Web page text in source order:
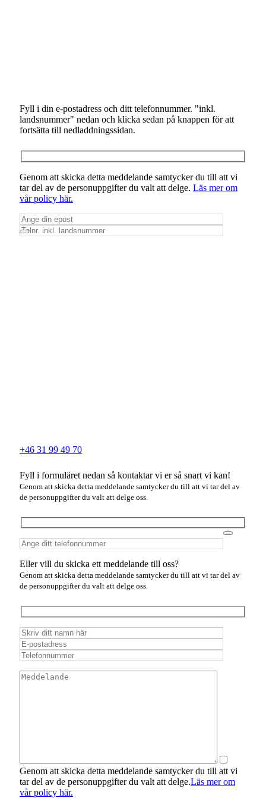
Fyll i din e-postadress och ditt telefonnummer. "inkl.
landsnummer" nedan och klicka sedan på knappen för att
fortsätta till nedladdningssidan.
Genom att skicka detta meddelande samtycker du till att vi
tar del av de personuppgifter du valt att delge. Läs mer om
vår policy här.
+46 31 99 49 70
Fyll i formuläret nedan så kontaktar vi er så snart vi kan!
Genom att skicka detta meddelande samtycker du till att vi tar del av
de personuppgifter du valt att delge oss.
Eller vill du skicka ett meddelande till oss?
Genom att skicka detta meddelande samtycker du till att vi tar del av
de personuppgifter du valt att delge oss.
Genom att skicka detta meddelande samtycker du till att vi
tar del av de personuppgifter du valt att delge.Läs mer om
vår policy här.